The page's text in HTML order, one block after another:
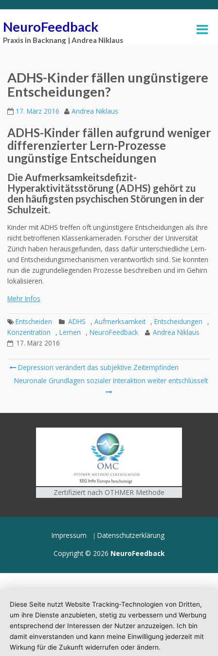
NeuroFeedback
Praxis in Backnang | Andrea Niklaus
ADHS-Kinder fällen ungünstigere
Entscheidungen?
17. März 2016 Andrea Niklaus
ADHS-Kinder fällen aufgrund weniger
differenzierter Lern-Prozesse
ungünstige Entscheidungen
Die Aufmerksamkeitsdefizit-
Hyperaktivitätsstörung (ADHS) gehört zu
den häufigsten psychischen Störungen in der
Schulzeit.
Kinder mit ADHS treffen oft ungünstigere Entscheidungen als ihre
nicht betroffenen Klassenkameraden. Forscher der Universität
Zürich haben herausgefunden, dass dafür unterschiedliche Lern-
und Entscheidungsmechanismen verantwortlich sind. Sie konnten
nun die zugrundeliegenden Prozesse beschreiben und im Gehirn
lokalisieren.
Mehr Infos
Entscheiden ADHS , Aufmerksamkeit , Entscheidungen
,
Konzentration
, Lernen , NeuroFeedback
Andrea Niklaus
17. März 2016
Post
navigation
Depression verändert das subjektive Zeitempfinden
Neuronale Grundlagen sozialer Interaktion weiter entschlüsselt
Zertifiziert nach OTHMER Methode
Impressum
Datenschutzerklärung
Copyright © 2026 NeuroFeedback
Diese Seite nutzt Website Tracking-Technologien von Dritten,
um ihre Dienste anzubieten, stetig zu verbessern und Werbung
entsprechend der Interessen der Nutzer anzuzeigen. Ich bin
damit einverstanden und kann meine Einwilligung jederzeit mit
Wirkung für die Zukunft widerrufen oder ändern.